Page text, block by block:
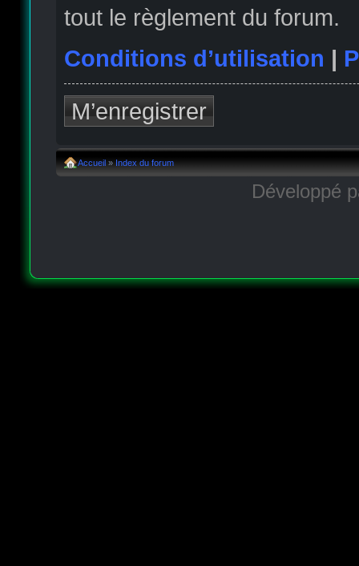
tout le règlement du forum.
Conditions d’utilisation |
M’enregistrer
Accueil » Index du forum
Développé